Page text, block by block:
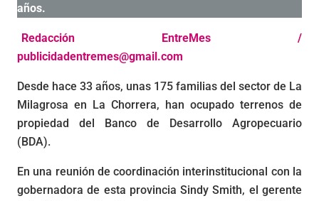
años.
Redacción EntreMes /
publicidadentremes@gmail.com
Desde hace 33 años, unas 175 familias del sector de La
Milagrosa en La Chorrera, han ocupado terrenos de
propiedad del Banco de Desarrollo Agropecuario
(BDA).
En una reunión de coordinación interinstitucional con la
gobernadora de esta provincia Sindy Smith, el gerente